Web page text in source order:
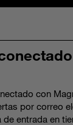
con
por correo
entrada en